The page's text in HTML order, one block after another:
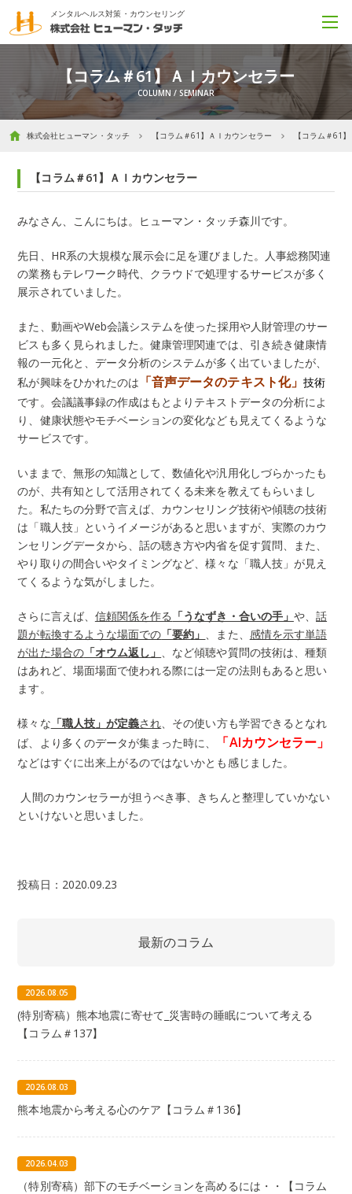
メンタルヘルス対策・カウンセリング
【コラム＃61】ＡＩカウンセラー
株式会社ヒューマン・タッチ 【コラム＃61】ＡＩカウンセラー 【コラム＃61
【コラム＃61】ＡＩカウンセラー
みなさん、こんにちは。ヒューマン・タッチ森川です。
先日、 HR系の大規模な展示会に足を運びました。人事総務関連
の業務もテレワーク時代、クラウドで処理するサービスが多く
展示されていました。
また、動画やWeb会議システムを使った採用や人財管理のサー
ビスも多く見られました。健康管理関連では、引き続き健康情
報の一元化と、データ分析のシステムが多く出ていましたが、
私が興味をひかれたのは 「音声データのテキスト化」 技術
です。会議議事録の作成はもとよりテキストデータの分析によ
り、健康状態やモチベーションの変化なども見えてくるような
サービスです。
いままで、無形の知識として、数値化や汎用化しづらかったも
のが、共有知として活用されてくる未来を教えてもらいまし
た。私たちの分野で言えば、カウンセリング技術や傾聴の技術
は「職人技」というイメージがあると思いますが、実際のカウ
ンセリングデータから、話の聴き方や内省を促す質問、また、
やり取りの間合いやタイミングなど、様々な「職人技」が見え
てくるような気がしました。
さらに言えば、 信頼関係を作る 「うなずき・合いの手」 や、話
題が転換するような場面での 「要約」 、また、 感情を示す単語
が出た場合の「オウム返し」 、など傾聴や質問の技術は、種類
はあれど、場面場面で使われる際には一定の法則もあると思い
ます。
様々な 「職人技」が定義され、その使い方も学習できるとなれ
ば、より多くのデータが集まった時に、
「AIカウンセラー」
などはすぐに出来上がるのではないかとも感じました。
人間のカウンセラーが担うべき事、きちんと整理していかない
といけないと思いました。
投稿日：2020.09.23
最新のコラム
2026.08.05
(特別寄稿）熊本地震に寄せて_災害時の睡眠について考える
【コラム＃137】
2026.08.03
熊本地震から考える心のケア【コラム＃136】
2026.04.03
（特別寄稿）部下のモチベーションを高めるには・・【コラム